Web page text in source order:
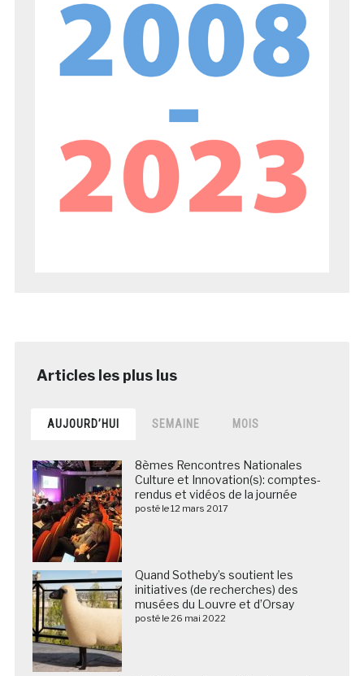
AUJOURD’HUI SEMAINE MOIS
8èmes Rencontres Nationales
Culture et Innovation(s): comptes-
rendus et vidéos de la journée
posté le 12 mars 2017
Quand Sotheby’s soutient les
initiatives (de recherches) des
musées du Louvre et d’Orsay
posté le 26 mai 2022